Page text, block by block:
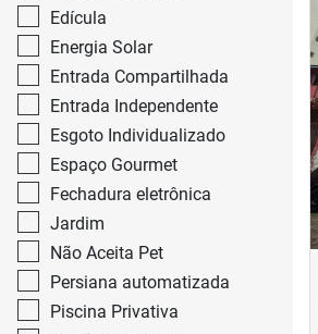
Edícula
Energia Solar
Entrada Compartilhada
Entrada Independente
Esgoto Individualizado
Espaço Gourmet
Fechadura eletrônica
Jardim
Não Aceita Pet
Persiana automatizada
Piscina Privativa